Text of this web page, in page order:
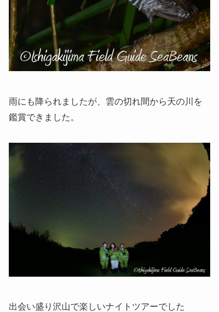
雨にも降られましたが、雲の切れ間から天の川を
鑑賞できました。
出会い盛り沢山で楽しいナイトツアーでした